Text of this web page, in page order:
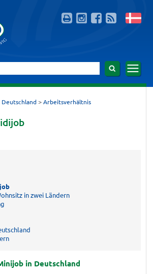
> Arbeitsverhältnis
in zwei Ländern
in Deutschland